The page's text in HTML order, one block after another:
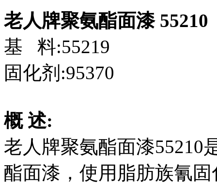
老人牌聚氨酯面漆 55210
基 料:55219
固化剂:95370
概 述:
老人牌聚氨酯面漆55210
酯面漆，使用脂肪族氰